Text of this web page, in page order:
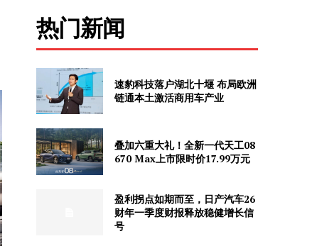
热门新闻
速豹科技落户湖北十堰 布局欧洲
链通本土激活商用车产业
叠加六重大礼！全新一代天工08
670 Max上市限时价17.99万元
盈利拐点如期而至，日产汽车26
财年一季度财报释放稳健增长信
号